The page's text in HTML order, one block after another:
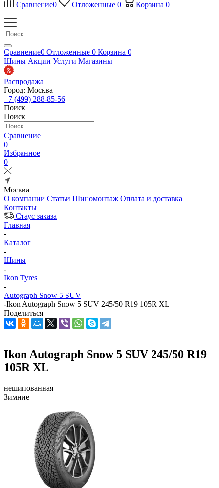
Сравнение0 Отложенные 0 Корзина 0
Сравнение0 Отложенные 0 Корзина 0
Шины Акции Услуги Магазины
Распродажа
Город: Москва
+7 (499) 288-85-56
Поиск
Поиск
Сравнение
0
Избранное
0
Москва
О компании Статьи Шиномонтаж Оплата и доставка
Контакты
Стаус заказа
Главная
-
Каталог
-
Шины
-
Ikon Tyres
-
Autograph Snow 5 SUV
-Ikon Autograph Snow 5 SUV 245/50 R19 105R XL
Поделиться
Ikon Autograph Snow 5 SUV 245/50 R19
105R XL
нешипованная
Зимние